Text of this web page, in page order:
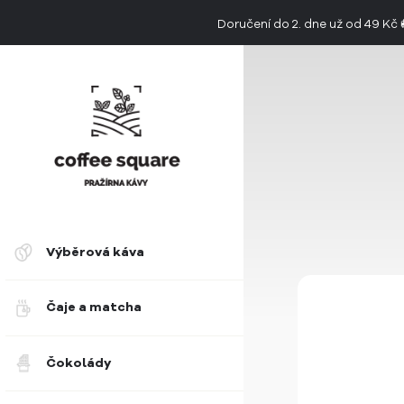
👉 Objevte jedinečnou chuť
Doručení do 2. dne už od 49 Kč
Výběrová káva
Čaje a matcha
Čokolády